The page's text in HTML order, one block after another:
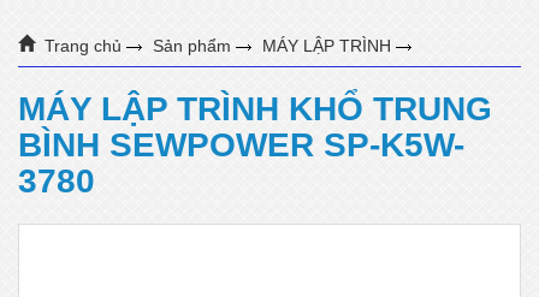
Trang chủ Sản phẩm MÁY LẬP TRÌNH
MÁY LẬP TRÌNH KHỔ TRUNG BÌNH SEWPOWER SP-K5W-3780
MÁY LẬP TRÌNH KHỔ TRUNG
BÌNH SEWPOWER SP-K5W-
3780